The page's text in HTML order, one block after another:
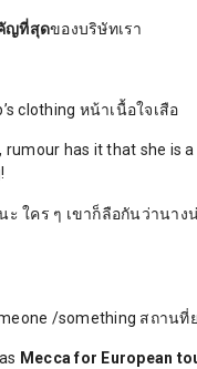
ญที่สุดของบริษัทเรา
clothing หน้าเนื้อใจเสือ
rumour has it that she is a
!
ะ ใคร ๆ เขาก็ลือกันว่านาง
/something สถานที่
Mecca for European